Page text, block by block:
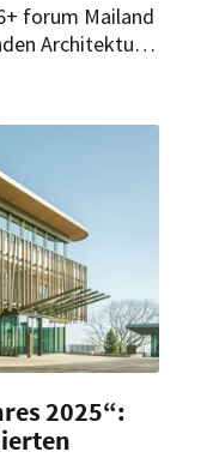
forum Mailand
Architektur-
im
verliehen.
2025“: